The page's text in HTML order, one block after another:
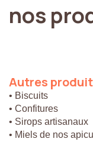
nos
Autres
• Biscuits
• Confitures
• Sirops artisanaux
• Miels de nos